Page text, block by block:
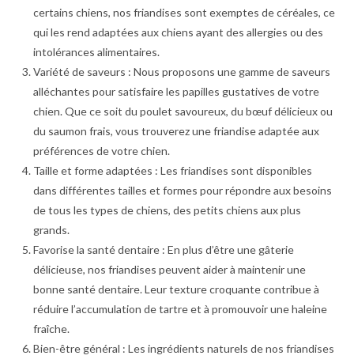
certains chiens, nos friandises sont exemptes de céréales, ce
qui les rend adaptées aux chiens ayant des allergies ou des
intolérances alimentaires.
Variété de saveurs : Nous proposons une gamme de saveurs
alléchantes pour satisfaire les papilles gustatives de votre
chien. Que ce soit du poulet savoureux, du bœuf délicieux ou
du saumon frais, vous trouverez une friandise adaptée aux
préférences de votre chien.
Taille et forme adaptées : Les friandises sont disponibles
dans différentes tailles et formes pour répondre aux besoins
de tous les types de chiens, des petits chiens aux plus
grands.
Favorise la santé dentaire : En plus d’être une gâterie
délicieuse, nos friandises peuvent aider à maintenir une
bonne santé dentaire. Leur texture croquante contribue à
réduire l’accumulation de tartre et à promouvoir une haleine
fraîche.
Bien-être général : Les ingrédients naturels de nos friandises